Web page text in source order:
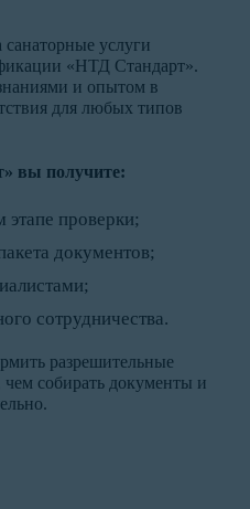
услуги
«НТД Стандарт».
и опытом в
для любых типов
вы получите:
проверки;
документов;
сотрудничества.
разрешительные
собирать документы и